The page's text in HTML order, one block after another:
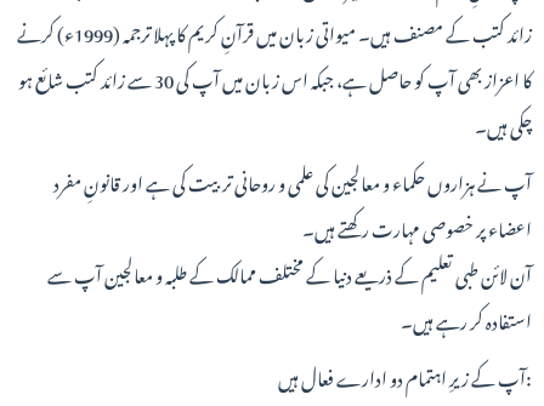
زائد کتب کے مصنف ہیں۔ میواتی زبان میں قرآنِ کریم کا پہلا ترجمہ (1999ء) کرنے
کا اعزاز بھی آپ کو حاصل ہے، جبکہ اس زبان میں آپ کی 30 سے زائد کتب شائع ہو
چکی ہیں۔
آپ نے ہزاروں حکماء و معالجین کی علمی و روحانی تربیت کی ہے اور قانونِ مفرد
اعضاء پر خصوصی مہارت رکھتے ہیں۔
آن لائن طبی تعلیم کے ذریعے دنیا کے مختلف ممالک کے طلبہ و معالجین آپ سے
استفادہ کر رہے ہیں۔
آپ کے زیرِ اہتمام دو ادارے فعال ہیں: